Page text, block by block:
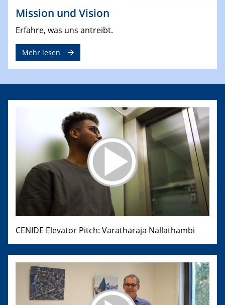
Mission und Vision
Erfahre, was uns antreibt.
Mehr lesen
CENIDE Elevator Pitch: Varatharaja Nallathambi